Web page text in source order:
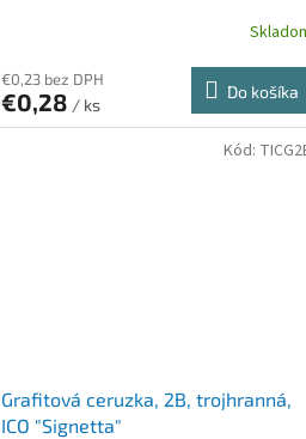
€0,23 bez DPH
€0,28 / ks
Do košíka
Grafitová ceruzka, 2B, trojhranná,
ICO "Signetta"
Kód: